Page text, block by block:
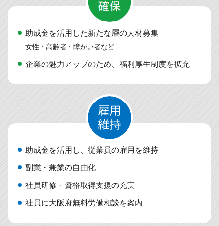
助成金を活用した新たな層の人材募集
女性・高齢者・障がい者など
企業の魅力アップのため、福利厚生制度を拡充
助成金を活用し、従業員の雇用を維持
副業・兼業の自由化
社員研修・資格取得支援の充実
社員に大阪府無料労働相談を案内